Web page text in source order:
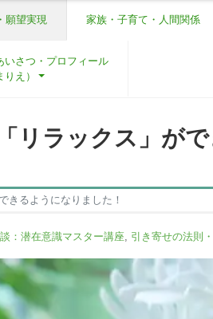
願望実現 家族・子育て・人間関係
いさつ・プロフィール
りえ）
リラックス」が
きるようになりました！
：潜在意識マスター講座, 引き寄せの法則